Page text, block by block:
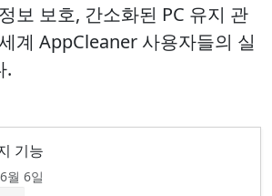
보 보호, 간소화된 PC 유지 관
계 AppCleaner 사용자들의 실
.
기능
월 6일